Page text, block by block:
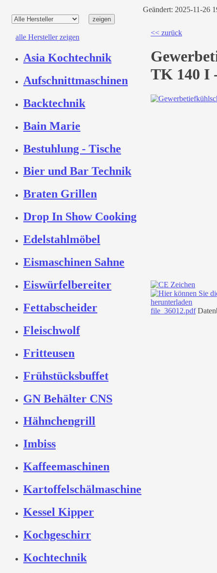
alle Hersteller zeigen
Asia Kochtechnik
Aufschnittmaschinen
Backtechnik
Bain Marie
Bestuhlung - Tische
Bier und Bar Technik
Braten Grillen
Drop In Show Cooking
Edelstahlmöbel
Eismaschinen Sahne
Eiswürfelbereiter
Fettabscheider
Fleischwolf
Fritteusen
Frühstücksbuffet
GN Behälter CNS
Hähnchengrill
Imbiss
Kaffeemaschinen
Kartoffelschälmaschine
Kessel Kipper
Kochgeschirr
Kochtechnik
Geändert: 2025-11-26
<< zurück
TK 140 I
file_36012.pdf